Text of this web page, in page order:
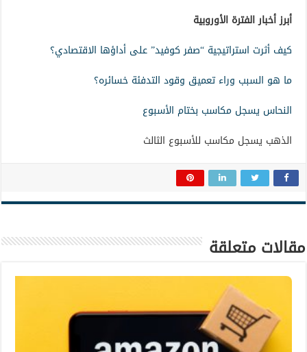
أبرز أخبار الفترة الأوروبية
كيف أثرت استراتيجية “صفر كوفيد” على أداؤها الاقتصادي؟
ما هو السبب وراء تعميق وقود التدفئة خسائره؟
النحاس يسجل مكاسب بختام الأسبوع
الذهب يسجل مكاسب للأسبوع الثالث
مقالات متعلقة